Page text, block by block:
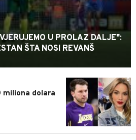
U PROLAZ DALJE":
ŠTA NOSI REVANŠ
0
dolara